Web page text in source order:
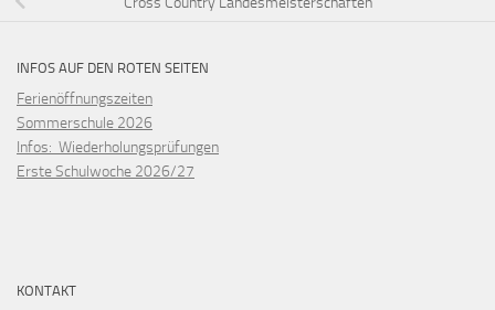
INFOS AUF DEN ROTEN SEITEN
Ferienöffnungszeiten
Sommerschule 2026
Infos: Wiederholungsprüfungen
Erste Schulwoche 2026/27
KONTAKT